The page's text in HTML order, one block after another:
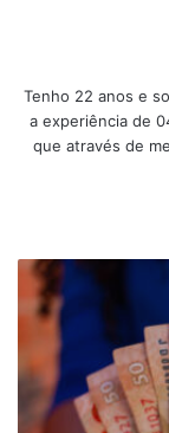
Tenho 22 anos e
a experiência de
que através de
Governo
autoriza
novo
para